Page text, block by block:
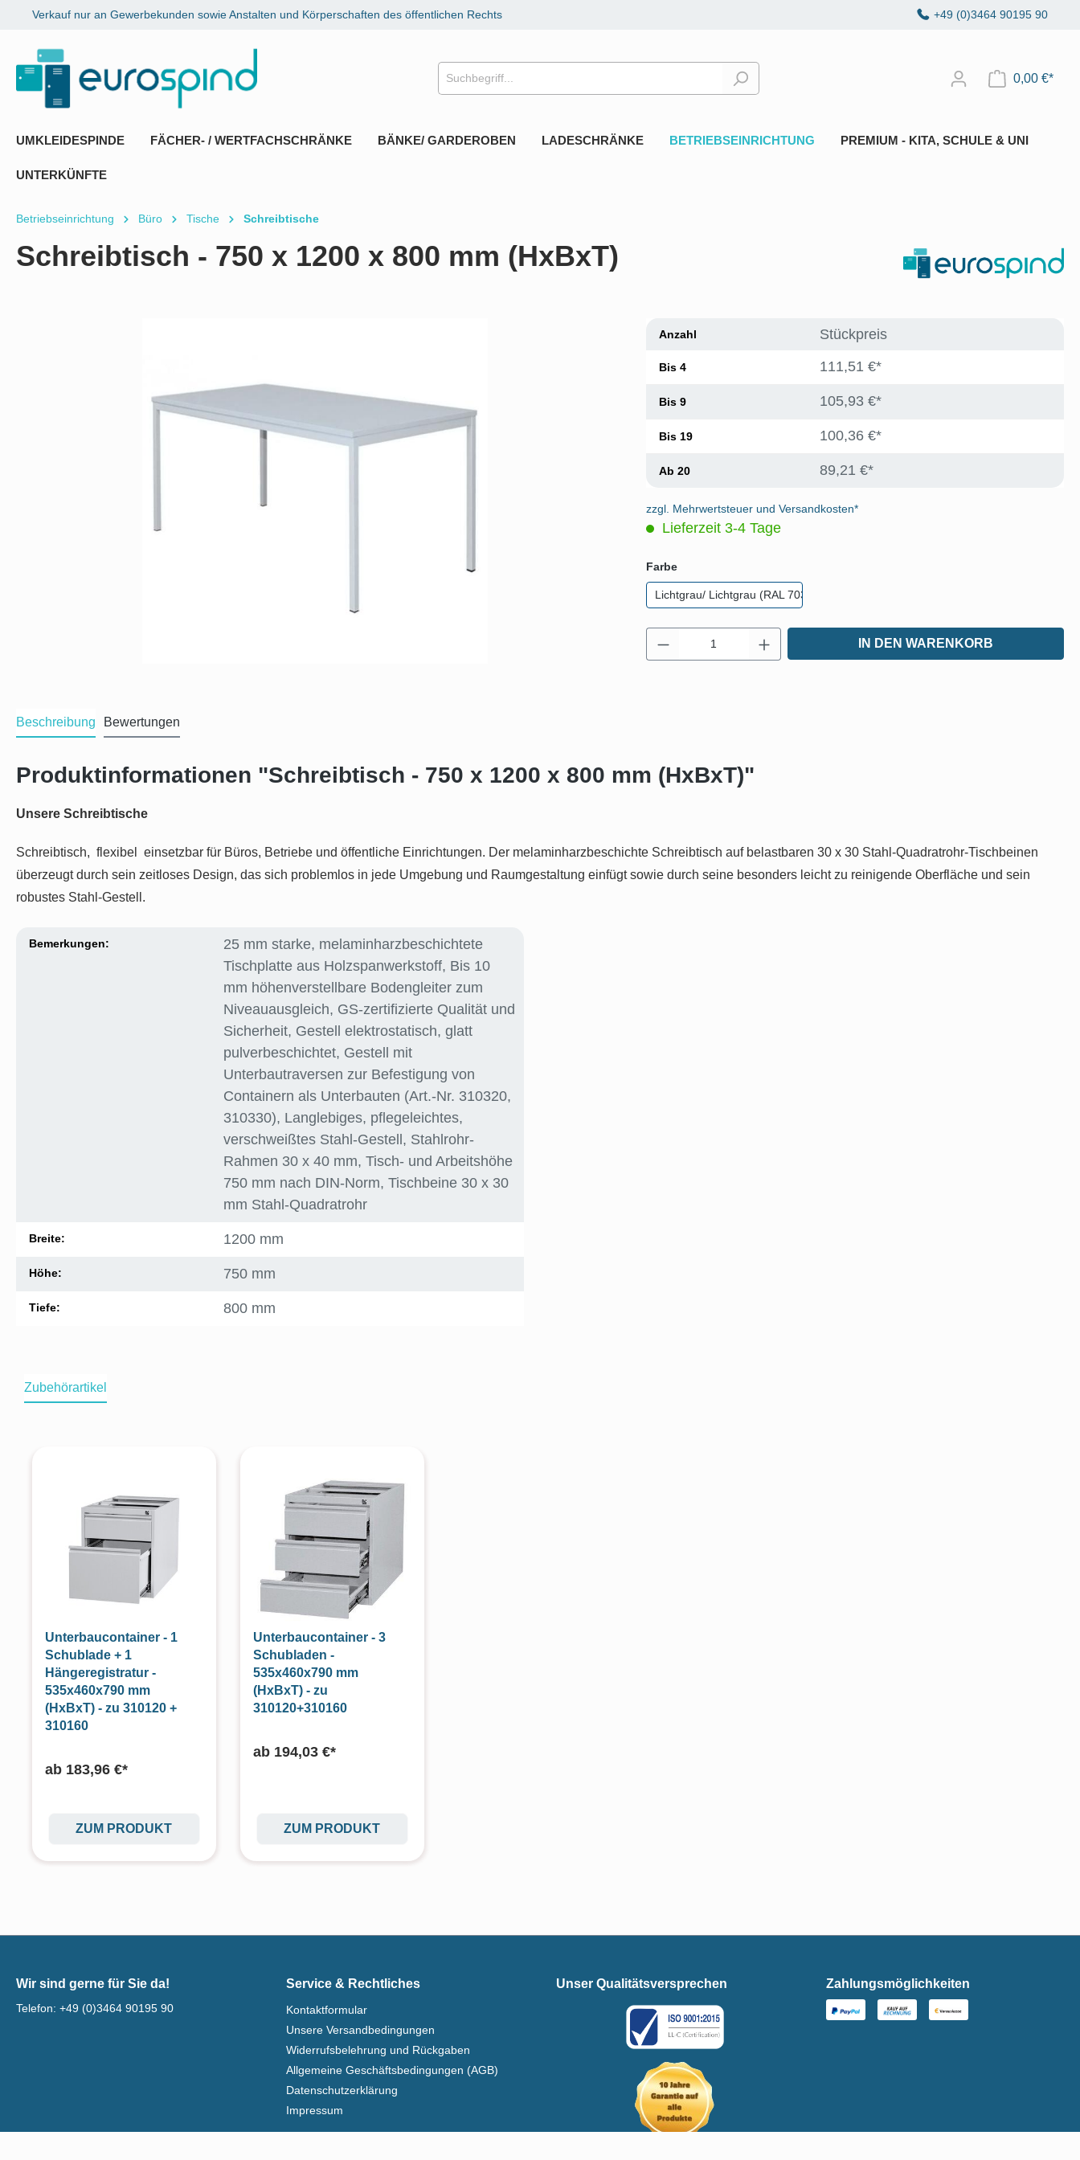
Zur Hauptnavigation springen
Verkauf nur an Gewerbekunden sowie Anstalten und Körperschaften des öffentlichen Rechts +49 (0)3464 90195 90
0,00 €*
UMKLEIDESPINDE FÄCHER- / WERTFACHSCHRÄNKE BÄNKE/ GARDEROBEN LADESCHRÄNKE BETRIEBSEINRICHTUNG PREMIUM - KITA, SCHULE & UNI
UNTERKÜNFTE
Betriebseinrichtung Büro Tische Schreibtische
Schreibtisch - 750 x 1200 x 800 mm (HxBxT)
Anzahl Stückpreis
Bis 4 111,51 €*
Bis 9 105,93 €*
Bis 19 100,36 €*
Ab 20 89,21 €*
zzgl. Mehrwertsteuer und Versandkosten*
Lieferzeit 3-4 Tage
Farbeauswählen
Lichtgrau/ Lichtgrau (RAL 7035)
Produkt Anzahl: Gib den gewünschten Wert ein
IN DEN WARENKORB
Beschreibung Bewertungen
Produktinformationen "Schreibtisch - 750 x 1200 x 800 mm (HxBxT)"
Unsere Schreibtische
Schreibtisch, flexibel einsetzbar für Büros, Betriebe und öffentliche Einrichtungen. Der melaminharzbeschichte Schreibtisch auf belastbaren 30 x 30 Stahl-Quadratrohr-Tischbeinen
überzeugt durch sein zeitloses Design, das sich problemlos in jede Umgebung und Raumgestaltung einfügt sowie durch seine besonders leicht zu reinigende Oberfläche und sein
robustes Stahl-Gestell.
Bemerkungen:
25 mm starke, melaminharzbeschichtete
Tischplatte aus Holzspanwerkstoff, Bis 10
mm höhenverstellbare Bodengleiter zum
Niveauausgleich, GS-zertifizierte Qualität und
Sicherheit, Gestell elektrostatisch, glatt
pulverbeschichtet, Gestell mit
Unterbautraversen zur Befestigung von
Containern als Unterbauten (Art.-Nr. 310320,
310330), Langlebiges, pflegeleichtes,
verschweißtes Stahl-Gestell , Stahlrohr-
Rahmen 30 x 40 mm, Tisch- und Arbeitshöhe
750 mm nach DIN-Norm, Tischbeine 30 x 30
mm Stahl-Quadratrohr
Breite: 1200 mm
Höhe: 750 mm
Tiefe: 800 mm
Zubehörartikel
Unterbaucontainer - 1
Schublade + 1
Hängeregistratur -
535x460x790 mm
(HxBxT) - zu 310120 +
310160
ab 183,96 €*
ZUM PRODUKT
Unterbaucontainer - 3
Schubladen -
535x460x790 mm
(HxBxT) - zu
310120+310160
ab 194,03 €*
ZUM PRODUKT
Wir sind gerne für Sie da!
Telefon: +49 (0)3464 90195 90
Service & Rechtliches
Kontaktformular
Unsere Versandbedingungen
Widerrufsbelehrung und Rückgaben
Allgemeine Geschäftsbedingungen (AGB)
Datenschutzerklärung
Impressum
Unser Qualitätsversprechen Zahlungsmöglichkeiten